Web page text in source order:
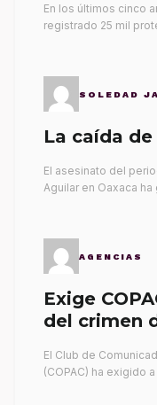
En los últimos cinco
registrado 25 mil
SOLEDAD
La caída
El asesinato del
Aguilar en Oaxaca
AGENCIAS
Exige
del crimen
El Club de
(COPAC) ha exigido